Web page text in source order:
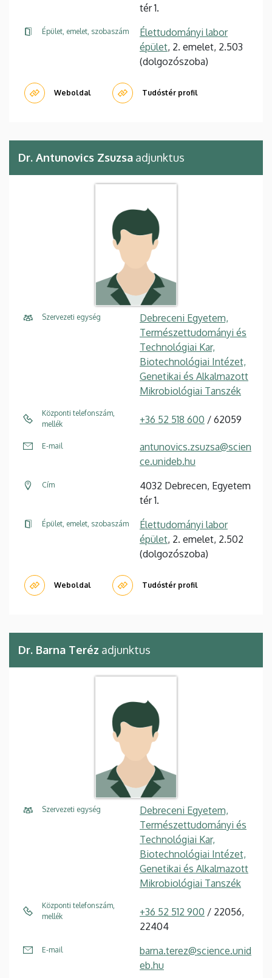
tér 1.
Épület, emelet, szobaszám
Élettudományi labor
épület, 2. emelet, 2.503
(dolgozószoba)
Weboldal Tudóstér profil
Dr. Antunovics Zsuzsa adjunktus
Szervezeti egység
Debreceni Egyetem,
Természettudományi és
Technológiai Kar,
Biotechnológiai Intézet,
Genetikai és Alkalmazott
Mikrobiológiai Tanszék
Központi telefonszám,
mellék
+36 52 518 600 / 62059
E-mail
antunovics.zsuzsa@scien
ce.unideb.hu
Cím
4032 Debrecen, Egyetem
tér 1.
Épület, emelet, szobaszám
Élettudományi labor
épület, 2. emelet, 2.502
(dolgozószoba)
Weboldal Tudóstér profil
Dr. Barna Teréz adjunktus
Szervezeti egység
Debreceni Egyetem,
Természettudományi és
Technológiai Kar,
Biotechnológiai Intézet,
Genetikai és Alkalmazott
Mikrobiológiai Tanszék
Központi telefonszám,
mellék
+36 52 512 900 / 22056,
22404
E-mail
barna.terez@science.unid
eb.hu